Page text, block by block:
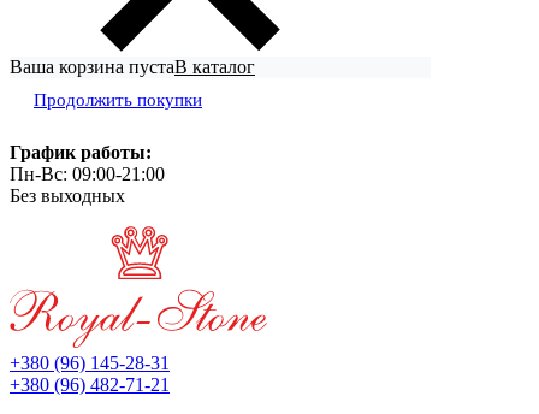
Ваша корзина пустаВ каталог
Продолжить покупки
График работы:
Пн-Вс: 09:00-21:00
Без выходных
+380 (96) 145-28-31
+380 (96) 482-71-21